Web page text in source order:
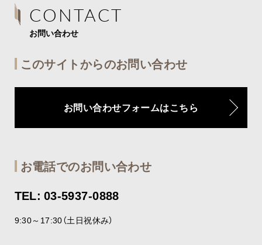
CONTACT
お問い合わせ
このサイトからのお問い合わせ
お問い合わせフォームはこちら
お電話でのお問い合わせ
TEL: 03-5937-0888
9:30～17:30（土日祝休み）